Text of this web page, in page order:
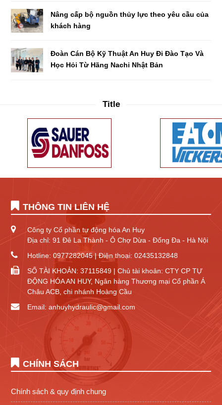
Nâng cấp bộ nguồn thủy lực theo yêu cầu của
khách hàng
Đoàn Cán Bộ Kỹ Thuật An Huy Đi Đào Tạo Và
Học Hỏi Từ Hãng Nachi Nhật Bản
Title
THÔNG TIN LIÊN HỆ
Công ty Cổ phần tự động hóa An Huy
Địa chỉ: 91 Đê La Thành - Ô Chợ Dừa - Đống Đa - Hà Nội
Hotline: 0977282045 | Điện thoại: 02435132848
SỐ TÀI KHOẢN: 37115849 | Chủ tài khoản: CTY CP TỰ
ĐỘNG HÓA AN HUY, Ngân hàng Thương mại Cổ phần Á
Châu ACB, chi nhánh Hoàng Cầu
Email: anhuyhydraulic@gmail.com
CHÍNH SÁCH
Chính sách & quy định chung